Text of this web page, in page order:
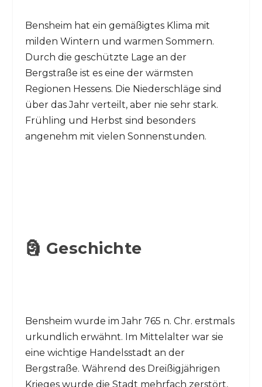
Bensheim hat ein gemäßigtes Klima mit
milden Wintern und warmen Sommern.
Durch die geschützte Lage an der
Bergstraße ist es eine der wärmsten
Regionen Hessens. Die Niederschläge sind
über das Jahr verteilt, aber nie sehr stark.
Frühling und Herbst sind besonders
angenehm mit vielen Sonnenstunden.
🗿 Geschichte
Bensheim wurde im Jahr 765 n. Chr. erstmals
urkundlich erwähnt. Im Mittelalter war sie
eine wichtige Handelsstadt an der
Bergstraße. Während des Dreißigjährigen
Krieges wurde die Stadt mehrfach zerstört,